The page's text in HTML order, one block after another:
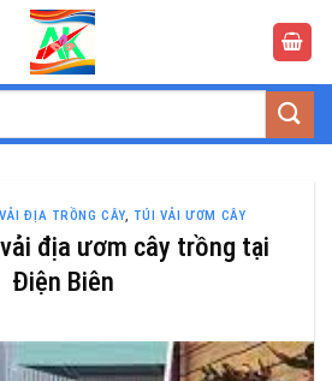
ĐỊA TRỒNG CÂY, TÚI VẢI ƯƠM CÂY
địa ươm cây trồng tại
Điện Biên